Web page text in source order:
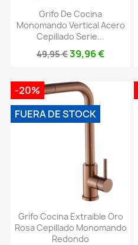
Grifo De Cocina
Monomando Vertical Acero
Cepillado Serie...
49,95 €39,96 €
Grifo Cocina Extraible Oro
Rosa Cepillado Monomando
Redondo
-20%
FUERA DE STOCK